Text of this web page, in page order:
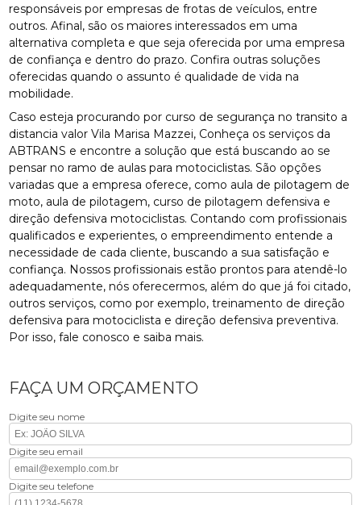
responsáveis por empresas de frotas de veículos, entre
outros. Afinal, são os maiores interessados em uma
alternativa completa e que seja oferecida por uma empresa
de confiança e dentro do prazo. Confira outras soluções
oferecidas quando o assunto é qualidade de vida na
mobilidade.
Caso esteja procurando por curso de segurança no transito a
distancia valor Vila Marisa Mazzei, Conheça os serviços da
ABTRANS e encontre a solução que está buscando ao se
pensar no ramo de aulas para motociclistas. São opções
variadas que a empresa oferece, como aula de pilotagem de
moto, aula de pilotagem, curso de pilotagem defensiva e
direção defensiva motociclistas. Contando com profissionais
qualificados e experientes, o empreendimento entende a
necessidade de cada cliente, buscando a sua satisfação e
confiança. Nossos profissionais estão prontos para atendê-lo
adequadamente, nós oferecermos, além do que já foi citado,
outros serviços, como por exemplo, treinamento de direção
defensiva para motociclista e direção defensiva preventiva.
Por isso, fale conosco e saiba mais.
FAÇA UM ORÇAMENTO
Digite seu nome
Digite seu email
Digite seu telefone